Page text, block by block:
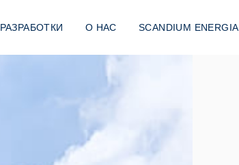
РАЗРАБОТКИ О НАС SCANDIUM ENERGIA